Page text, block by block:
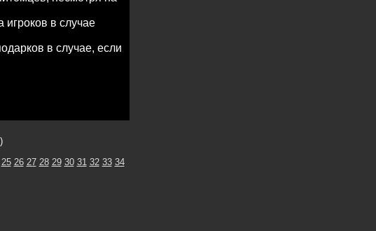
в случае
в случае, если
)
25 26 27 28 29 30 31 32 33 34